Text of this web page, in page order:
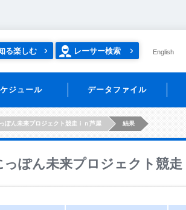
る楽しむ レーサー検索 English
ジュール データファイル
ぽん未来プロジェクト競走ｉｎ芦屋 結果
っぽん未来プロジェクト競走